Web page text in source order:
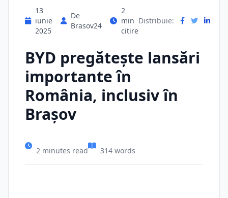
13
iunie
2025
De
Brasov24
2
min
citire
Distribuie:
BYD pregătește lansări
importante în
România, inclusiv în
Brașov
2 minutes read 314 words